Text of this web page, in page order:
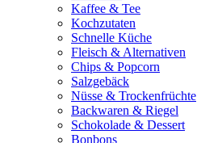
Kaffee & Tee
Kochzutaten
Schnelle Küche
Fleisch & Alternativen
Chips & Popcorn
Salzgebäck
Nüsse & Trockenfrüchte
Backwaren & Riegel
Schokolade & Dessert
Bonbons